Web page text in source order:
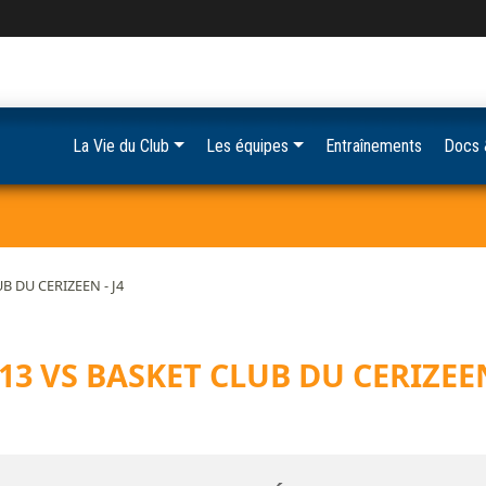
DU CERIZEEN - J4
VS BASKET CLUB DU
La Vie du Club Les équipes Entraînements Docs